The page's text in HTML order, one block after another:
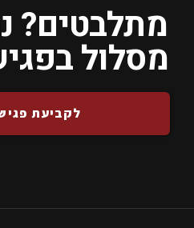
מתלבטים?
מסלול
לקביעת